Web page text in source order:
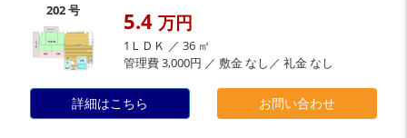
202 号 5.4 万円
1ＬＤＫ ／ 36 ㎡
管理費 3,000円 ／ 敷金 なし／ 礼金 なし
詳細はこちら お問い合わせ